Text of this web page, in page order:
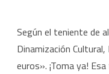
Según el teniente de
Dinamización
euros». ¡Toma ya!